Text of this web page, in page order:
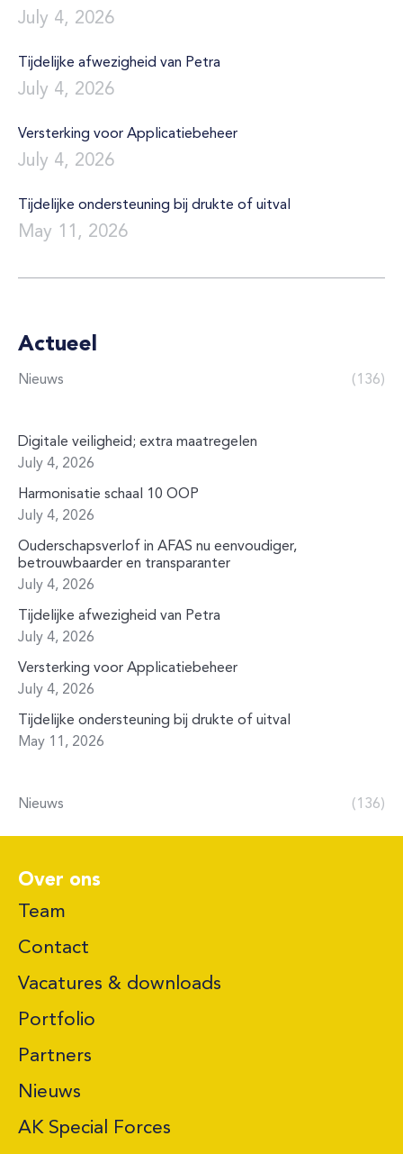
July 4, 2026
Tijdelijke afwezigheid van Petra
July 4, 2026
Versterking voor Applicatiebeheer
July 4, 2026
Tijdelijke ondersteuning bij drukte of uitval
May 11, 2026
Actueel
Nieuws (136)
Digitale veiligheid; extra maatregelen
July 4, 2026
Harmonisatie schaal 10 OOP
July 4, 2026
Ouderschapsverlof in AFAS nu eenvoudiger,
betrouwbaarder en transparanter
July 4, 2026
Tijdelijke afwezigheid van Petra
July 4, 2026
Versterking voor Applicatiebeheer
July 4, 2026
Tijdelijke ondersteuning bij drukte of uitval
May 11, 2026
Nieuws (136)
Over ons
Team
Contact
Vacatures & downloads
Portfolio
Partners
Nieuws
AK Special Forces